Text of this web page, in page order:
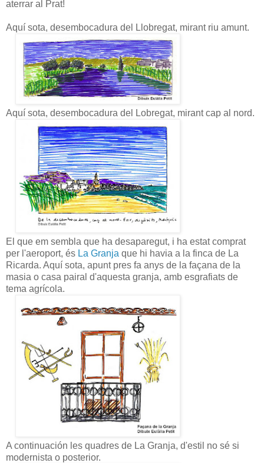
aterrar al Prat!
Aquí sota, desembocadura del Llobregat, mirant riu amunt.
Aquí sota, desembocadura del Lobregat, mirant cap al nord.
El que em sembla que ha desaparegut, i ha estat comprat
per l'aeroport, és La Granja que hi havia a la finca de La
Ricarda. Aquí sota, apunt pres fa anys de la façana de la
masia o casa pairal d'aquesta granja, amb esgrafiats de
tema agrícola.
A continuación les quadres de La Granja, d'estil no sé si
modernista o posterior.